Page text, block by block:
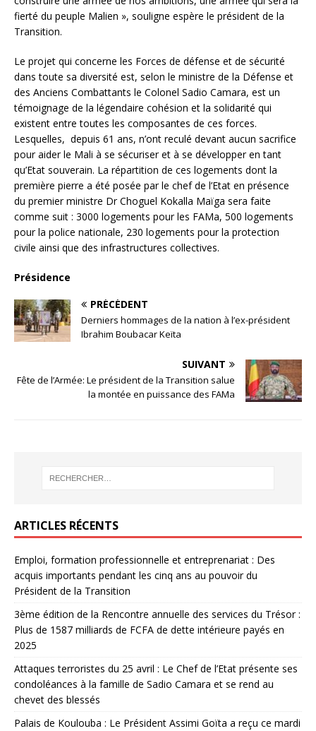
fierté du peuple Malien », souligne espère le président de la
Transition.
Le projet qui concerne les Forces de défense et de sécurité
dans toute sa diversité est, selon le ministre de la Défense et
des Anciens Combattants le Colonel Sadio Camara, est un
témoignage de la légendaire cohésion et la solidarité qui
existent entre toutes les composantes de ces forces.
Lesquelles, depuis 61 ans, n’ont reculé devant aucun sacrifice
pour aider le Mali à se sécuriser et à se développer en tant
qu’Etat souverain. La répartition de ces logements dont la
première pierre a été posée par le chef de l’Etat en présence
du premier ministre Dr Choguel Kokalla Maïga sera faite
comme suit : 3000 logements pour les FAMa, 500 logements
pour la police nationale, 230 logements pour la protection
civile ainsi que des infrastructures collectives.
Présidence
PRÉCÉDENT
Derniers hommages de la nation à l’ex-président
Ibrahim Boubacar Keïta
SUIVANT
Fête de l’Armée: Le président de la Transition salue
la montée en puissance des FAMa
ARTICLES RÉCENTS
Emploi, formation professionnelle et entreprenariat : Des
acquis importants pendant les cinq ans au pouvoir du
Président de la Transition
3ème édition de la Rencontre annuelle des services du Trésor :
Plus de 1587 milliards de FCFA de dette intérieure payés en
2025
Attaques terroristes du 25 avril : Le Chef de l’Etat présente ses
condoléances à la famille de Sadio Camara et se rend au
chevet des blessés
Palais de Koulouba : Le Président Assimi Goïta a reçu ce mardi